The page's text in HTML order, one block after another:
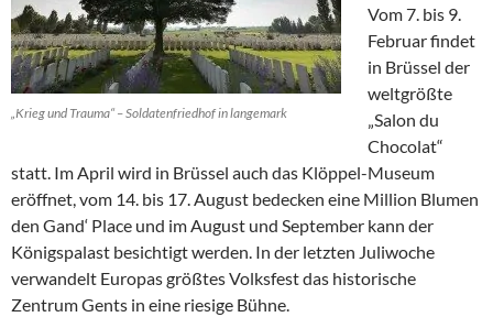
„Krieg und Trauma“ – Soldatenfriedhof in langemark
Vom 7. bis 9.
Februar findet
in Brüssel der
weltgrößte
„Salon du
Chocolat“
statt. Im April wird in Brüssel auch das Klöppel-Museum
eröffnet, vom 14. bis 17. August bedecken eine Million Blumen
den Gand‘ Place und im August und September kann der
Königspalast besichtigt werden. In der letzten Juliwoche
verwandelt Europas größtes Volksfest das historische
Zentrum Gents in eine riesige Bühne.